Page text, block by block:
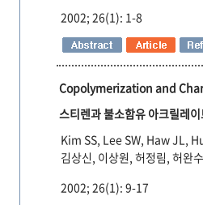
2002; 26(1): 1-8
Copolymerization and
스티렌과 불소함유 아크릴레
Kim SS, Lee SW, Haw JL,
김상신, 이상원, 허정림, 허완수
2002; 26(1): 9-17